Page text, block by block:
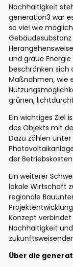
Nachhaltigkeit
generation3 war
so viel wie
und graue
beschränken sich
Maßnahmen, wie
grünen,
Ein wichtiges Ziel
des Objekts mit
Dazu zählen
der Betriebskosten.
Ein weiterer
lokale Wirtschaft
regionale
Konzept
Nachhaltigkeit
Über die